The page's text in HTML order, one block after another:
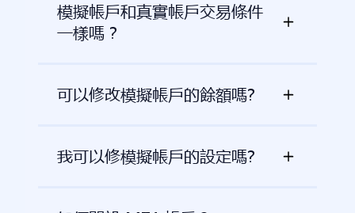
模擬帳戶和真實帳戶交易條件
一樣嗎？
可以修改模擬帳戶的餘額嗎?
我可以修模擬帳戶的設定嗎?